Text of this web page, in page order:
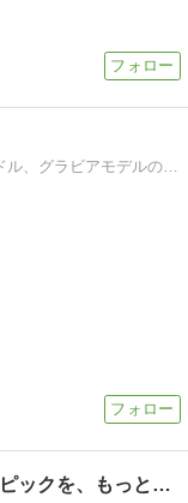
アイドル、女優、モデル、グラビアアイドル、グラビアモデルの水着グラビアを中心にまとめます！
雑学のあしあと｜芸能界の最新トピックを、もっと身近に。